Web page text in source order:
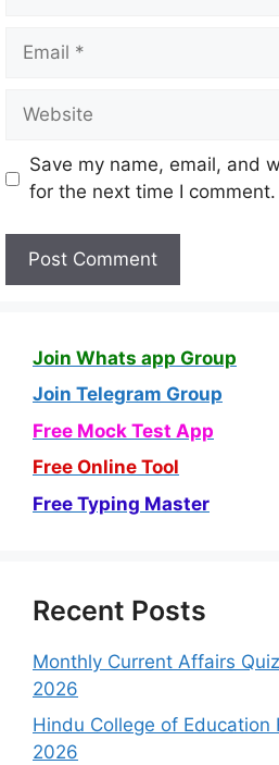
Save my name, email, and
for the next time I comment.
Join Whats app Group
Join Telegram Group
Free Mock Test App
Free Online Tool
Free Typing Master
Recent Posts
Monthly Current Affairs
2026
Hindu College of Education
2026